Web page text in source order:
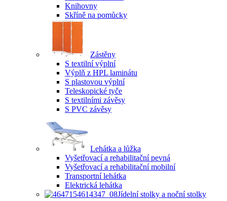
Knihovny
Skříně na pomůcky
Zástěny
S textilní výplní
Výplň z HPL laminátu
S plastovou výplní
Teleskopické tyče
S textilními závěsy
S PVC závěsy
Lehátka a lůžka
Vyšetřovací a rehabilitační pevná
Vyšetřovací a rehabilitační mobilní
Transportní lehátka
Elektrická lehátka
Jídelní stolky a noční stolky